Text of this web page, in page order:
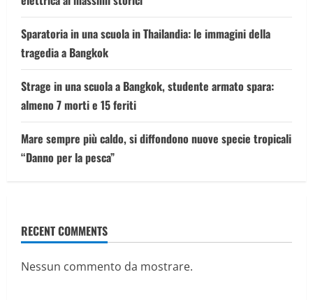
Sparatoria in una scuola in Thailandia: le immagini della
tragedia a Bangkok
Strage in una scuola a Bangkok, studente armato spara:
almeno 7 morti e 15 feriti
Mare sempre più caldo, si diffondono nuove specie tropicali
“Danno per la pesca”
RECENT COMMENTS
Nessun commento da mostrare.